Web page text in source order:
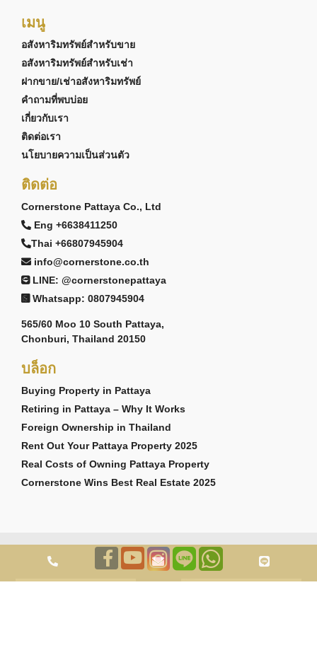
เมนู
อสังหาริมทรัพย์สำหรับขาย
อสังหาริมทรัพย์สำหรับเช่า
ฝากขาย/เช่าอสังหาริมทรัพย์
คำถามที่พบบ่อย
เกี่ยวกับเรา
ติดต่อเรา
นโยบายความเป็นส่วนตัว
ติดต่อ
Cornerstone Pattaya Co., Ltd
Eng +6638411250
Thai +66807945904
info@cornerstone.co.th
LINE: @cornerstonepattaya
Whatsapp: 0807945904
565/60 Moo 10 South Pattaya,
Chonburi, Thailand 20150
บล็อก
Buying Property in Pattaya
Retiring in Pattaya – Why It Works
Foreign Ownership in Thailand
Rent Out Your Pattaya Property 2025
Real Costs of Owning Pattaya Property
Cornerstone Wins Best Real Estate 2025